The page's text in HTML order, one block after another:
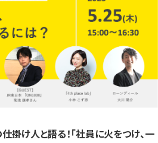
け人と語る！「社員に火をつけ、一